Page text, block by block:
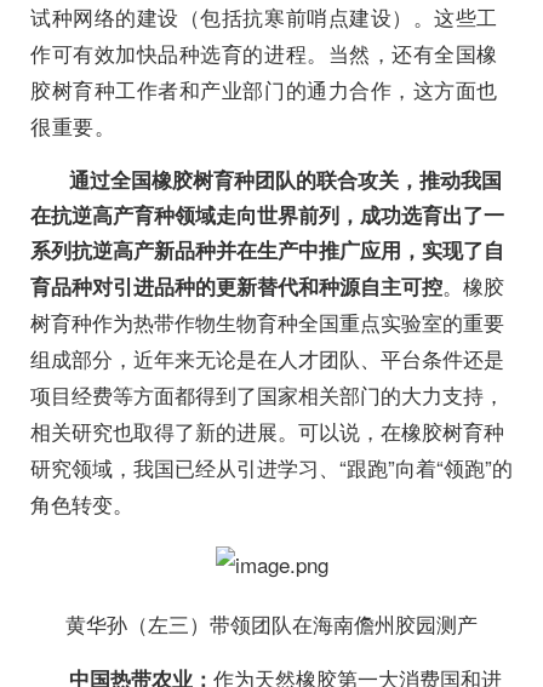
试种网络的建设（包括抗寒前哨点建设）。这些工
作可有效加快品种选育的进程。当然，还有全国橡
胶树育种工作者和产业部门的通力合作，这方面也
很重要。
通过全国橡胶树育种团队的联合攻关，推动我国
在抗逆高产育种领域走向世界前列，成功选育出了一
系列抗逆高产新品种并在生产中推广应用，实现了自
育品种对引进品种的更新替代和种源自主可控。橡胶
树育种作为热带作物生物育种全国重点实验室的重要
组成部分，近年来无论是在人才团队、平台条件还是
项目经费等方面都得到了国家相关部门的大力支持，
相关研究也取得了新的进展。可以说，在橡胶树育种
研究领域，我国已经从引进学习、“跟跑”向着“领跑”的
角色转变。
黄华孙（左三）带领团队在海南儋州胶园测产
中国热带农业： 作为天然橡胶第一大消费国和进